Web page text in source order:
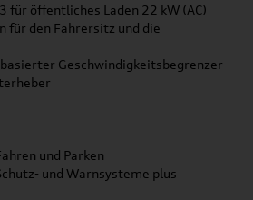
für öffentliches Laden 22 kW (AC)
für den Fahrersitz und die
Geschwindigkeitsbegrenzer
und Parken
und Warnsysteme plus